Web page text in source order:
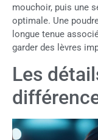
mouchoir, puis une
optimale. Une
longue tenue
garder des lèvres
Les